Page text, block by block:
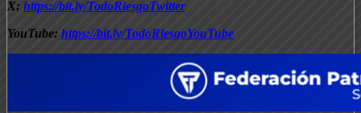
X: https://bit.ly/TodoRiesgoTwitter
YouTube: https://bit.ly/TodoRiesgoYouTube